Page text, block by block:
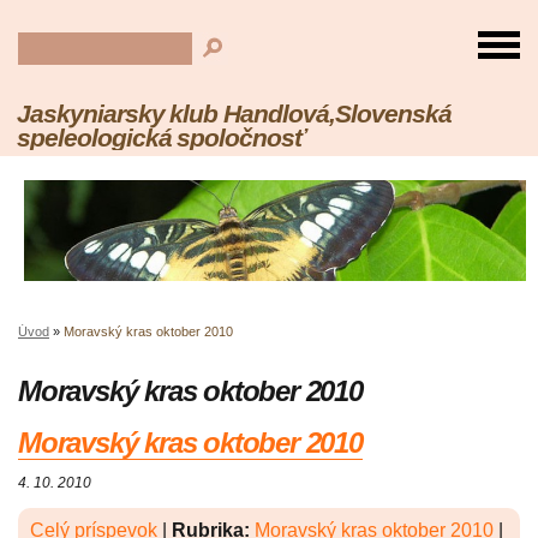
Jaskyniarsky klub Handlová,Slovenská
speleologická spoločnosť
Úvod » Moravský kras oktober 2010
Moravský kras oktober 2010
Moravský kras oktober 2010
4. 10. 2010
Celý príspevok Rubrika: Moravský kras oktober 2010